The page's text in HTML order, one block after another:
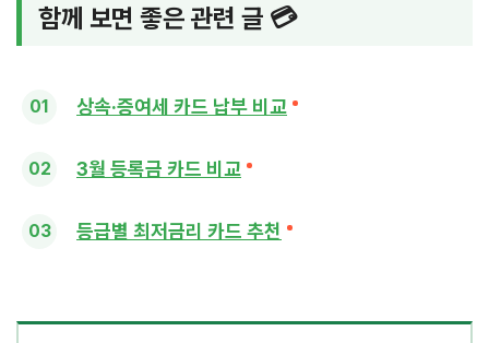
함께 보면 좋은 관련 글 💳
상속·증여세 카드 납부 비교
3월 등록금 카드 비교
등급별 최저금리 카드 추천